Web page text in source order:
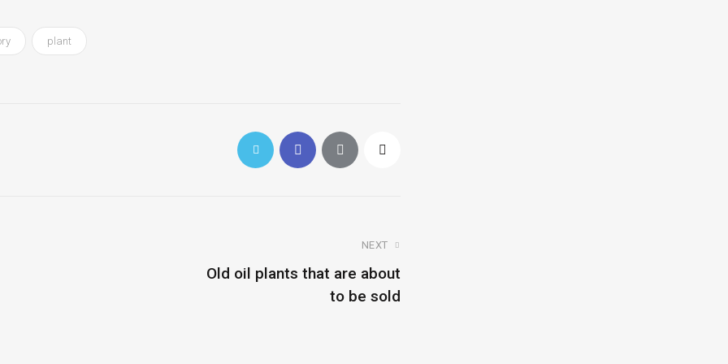
plant
NEXT
Old oil plants that are about
to be sold